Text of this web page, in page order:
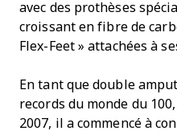
avec des prothèses
croissant en fibre de
Flex-Feet » attachées à
En tant que double
records du monde du
2007, il a commencé à